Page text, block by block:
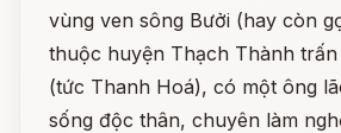
vùng ven sông Bưởi (hay còn
thuộc huyện Thạch Thành
(tức Thanh Hoá), có một ông
sống độc thân, chuyên làm